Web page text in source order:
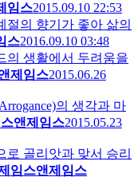
임스2015.09.10 22:53
절의 향기가 좋아 삶의
스2016.09.10 03:48
의 생활에서 두려움을
제임스2015.06.26
의 생각과 마
앤제임스2015.05.23
로 골리앗과 맞서 승리
임스앤제임스